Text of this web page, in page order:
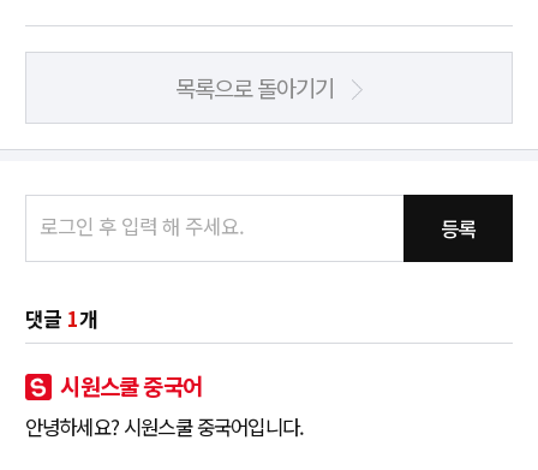
목록으로 돌아기기
등록
댓글 1개
시원스쿨 중국어
안녕하세요? 시원스쿨 중국어입니다.